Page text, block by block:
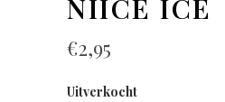
NIICE ICE
€2,95
Uitverkocht